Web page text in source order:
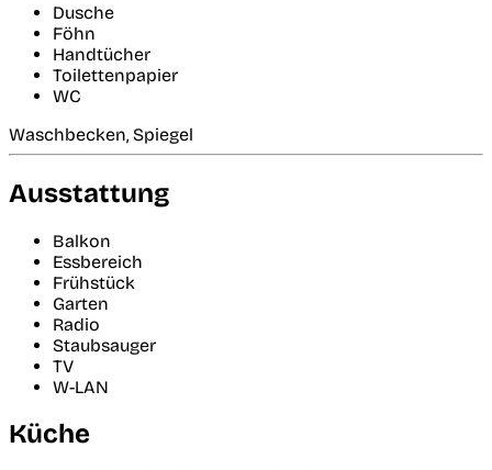
Dusche
Föhn
Handtücher
Toilettenpapier
WC
Waschbecken, Spiegel
Ausstattung
Balkon
Essbereich
Frühstück
Garten
Radio
Staubsauger
TV
W-LAN
Küche